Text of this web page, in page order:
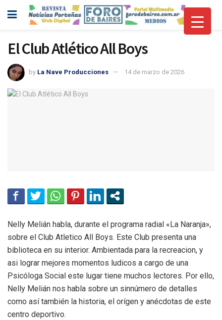
El Club Atlético All Boys
by La Nave Producciones 14 de marzo de 2026
Nelly Melián habla, durante el programa radial «La Naranja»,
sobre el Club Atletico All Boys. Este Club presenta una
biblioteca en su interior. Ambientada para la recreacion, y
asi lograr mejores momentos ludicos a cargo de una
Psicóloga Social este lugar tiene muchos lectores. Por ello,
Nelly Melián nos habla sobre un sinnúmero de detalles
como así también la historia, el orígen y anécdotas de este
centro deportivo.